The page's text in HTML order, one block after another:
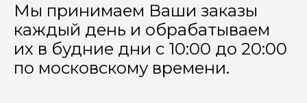
Мы принимаем Ваши заказы
каждый день и обрабатываем
их в будние дни с 10:00 до 20:00
по московскому времени.